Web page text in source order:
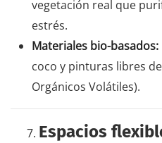
vegetación real que
estrés.
Materiales bio-basados:
coco y pinturas libres
Orgánicos Volátiles).
Espacios